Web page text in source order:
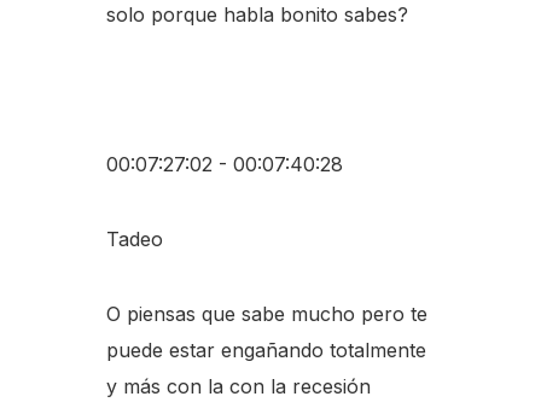
solo porque habla bonito sabes?
00:07:27:02 - 00:07:40:28
Tadeo
O piensas que sabe mucho pero te
puede estar engañando totalmente
y más con la con la recesión